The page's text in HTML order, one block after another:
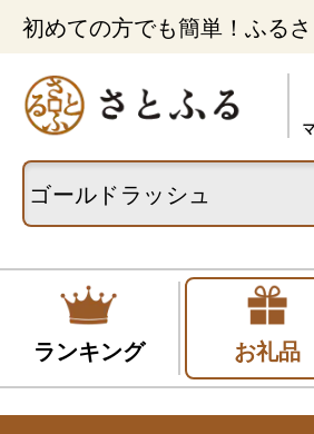
初めての方でも簡単！ふる
ランキング お礼品